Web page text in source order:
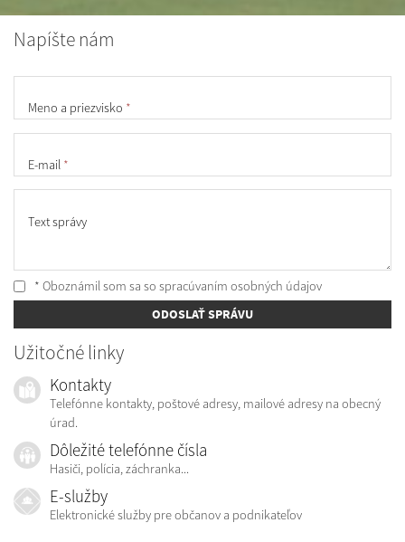
Napíšte nám
Meno a priezvisko *
E-mail *
Text správy
* Oboznámil som sa so spracúvaním osobných údajov
ODOSLAŤ SPRÁVU
Užitočné linky
Kontakty
Telefónne kontakty, poštové adresy, mailové adresy na obecný
úrad.
Dôležité telefónne čísla
Hasiči, polícia, záchranka...
E-služby
Elektronické služby pre občanov a podnikateľov